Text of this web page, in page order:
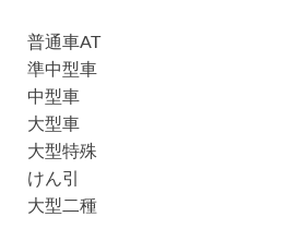
普通車AT
準中型車
中型車
大型車
大型特殊
けん引
大型二種